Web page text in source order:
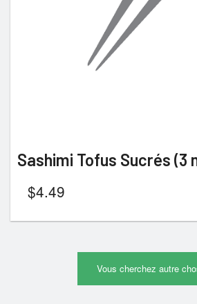
Sashimi Tofus Sucrés (3
$4.49
Vous cherchez autre